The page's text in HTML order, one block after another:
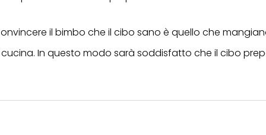
il bimbo che il cibo sano è quello che
In questo modo sarà soddisfatto che il cibo